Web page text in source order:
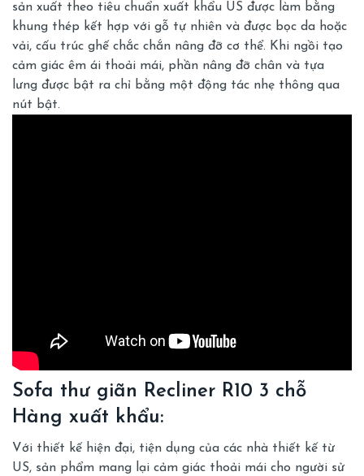
sản xuất theo tiêu chuẩn xuất khẩu US được làm bằng
khung thép kết hợp với gỗ tự nhiên và được bọc da hoặc
vải, cấu trúc ghế chắc chắn nâng đỡ cơ thể. Khi ngồi tạo
cảm giác êm ái thoải mái, phần nâng đỡ chân và tựa
lưng được bật ra chỉ bằng một động tác nhẹ thông qua
nút bật.
Sofa thư giãn Recliner R10 3 chỗ
Hàng xuất khẩu:
Với thiết kế hiện đại, tiện dụng của các nhà thiết kế từ
US, sản phẩm mang lại cảm giác thoải mái cho người sử